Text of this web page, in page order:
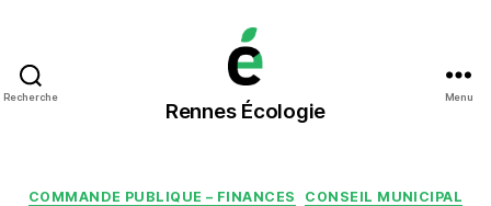
Recherche
Rennes
Écologie
Rennes Écologie
Menu
Catégories
COMMANDE PUBLIQUE – FINANCES
CONSEIL MUNICIPAL